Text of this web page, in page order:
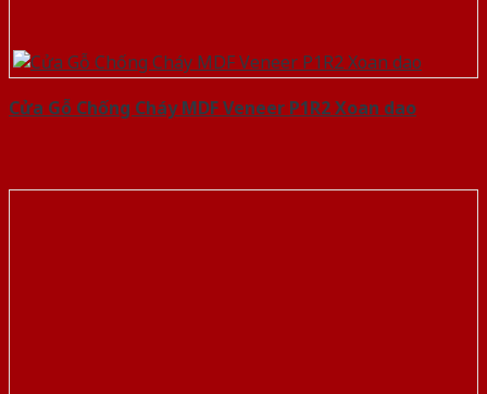
Cửa Gỗ Chống Cháy MDF Veneer P1R2 Xoan dao